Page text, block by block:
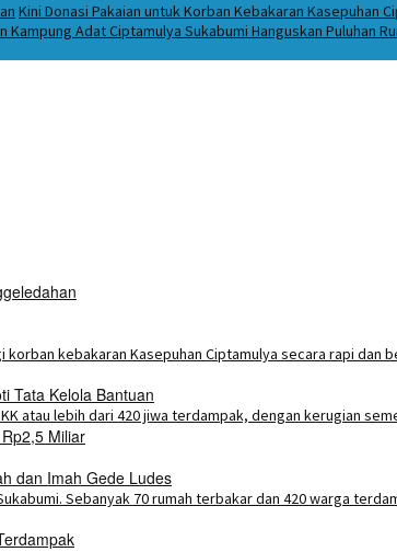
Kini Donasi Pakaian untuk Korban Kebakaran Kasepuhan
Kampung Adat Ciptamulya Sukabumi Hanguskan Puluhan
Tata Kelola Bantuan
Miliar
dan Imah Gede Ludes